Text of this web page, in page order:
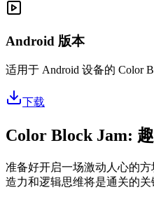
Android 版本
适用于 Android 设备的 Color
下载
Color Block Jam:
准备好开启一场激动人心的
造力和逻辑思维将是通关的关